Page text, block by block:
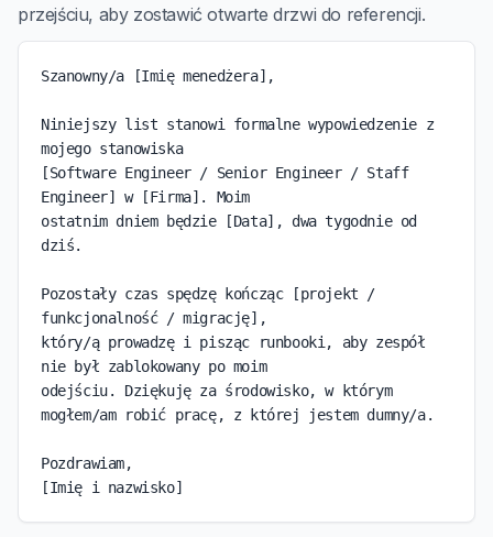
przejściu, aby zostawić otwarte drzwi do referencji.
Szanowny/a [Imię menedżera],
Niniejszy list stanowi formalne wypowiedzenie z
mojego stanowiska
[Software Engineer / Senior Engineer / Staff
Engineer] w [Firma]. Moim
ostatnim dniem będzie [Data], dwa tygodnie od
dziś.
Pozostały czas spędzę kończąc [projekt /
funkcjonalność / migrację],
który/ą prowadzę i pisząc runbooki, aby zespół
nie był zablokowany po moim
odejściu. Dziękuję za środowisko, w którym
mogłem/am robić pracę, z której jestem dumny/a.
Pozdrawiam,
[Imię i nazwisko]